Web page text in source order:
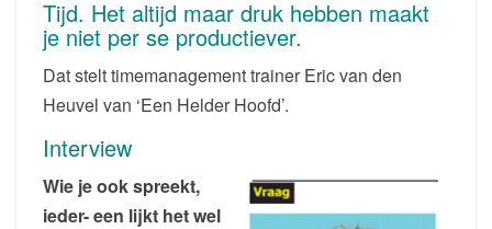
ZO
VOL!
METRO
03-
Tijd. Het altijd maar druk hebben maakt
je niet per se productiever.
Dat stelt timemanagement trainer Eric van den
Heuvel van ‘Een Helder Hoofd’.
Interview
Wie je ook spreekt,
ieder- een lijkt het wel